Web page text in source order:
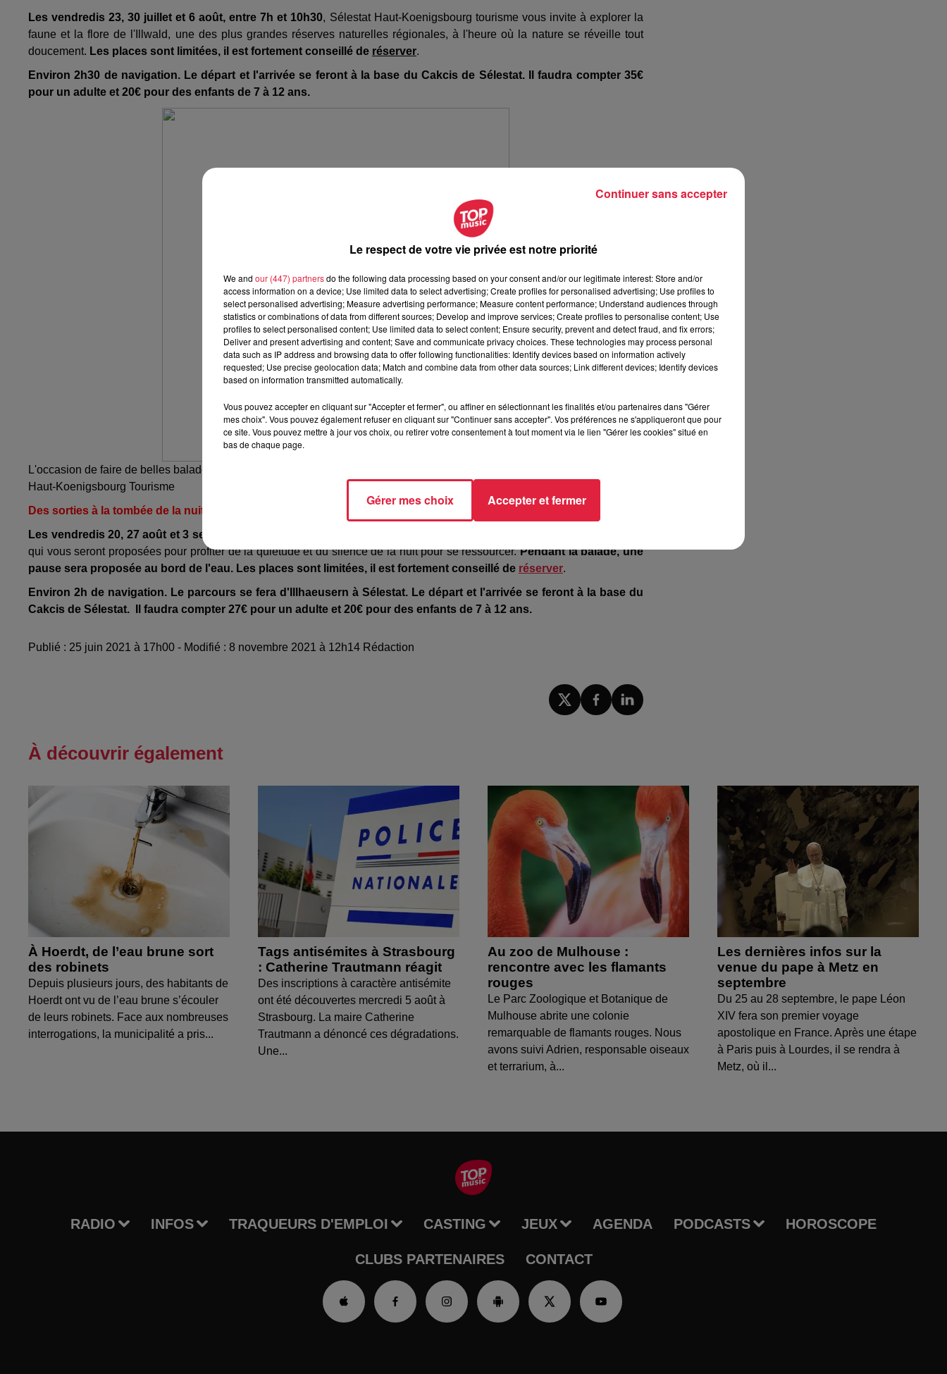
Les vendredis 23, 30 juillet et 6 août, entre 7h et 10h30, Sélestat Haut-Koenigsbourg tourisme vous invite à explorer la
faune et la flore de l'Illwald, une des plus grandes réserves naturelles régionales, à l'heure où la nature se réveille tout
doucement. Les places sont limitées, il est fortement conseillé de réserver.
Environ 2h30 de navigation. Le départ et l'arrivée se feront à la base du Cakcis de Sélestat. Il faudra compter 35€
pour un adulte et 20€ pour des enfants de 7 à 12 ans.
L'occasion de faire de belles balades au crépuscule, de voir la nature à la lueur des étoiles. /@ DR - Lisa C. – Sélestat
Haut-Koenigsbourg Tourisme
Des sorties à la tombée de la nuit
Les vendredis 20, 27 août et 3 septembre, entre 19h45 et 22h45
qui vous seront proposées pour profiter de la quiétude et du silence de la nuit pour se ressourcer.Pendant la balade, une
pause sera proposée au bord de l'eau. Les places sont limitées, il est fortement conseillé de réserver.
Environ 2h de navigation. Le parcours se fera d'Illhaeusern à Sélestat. Le départ et l'arrivée se feront à la base du
Cakcis de Sélestat. Il faudra compter 27€ pour un adulte et 20€ pour des enfants de 7 à 12 ans.
Publié : 25 juin 2021 à 17h00 - Modifié : 8 novembre 2021 à 12h14 Rédaction
À découvrir également
À Hoerdt, de l’eau brune sort
des robinets
Depuis plusieurs jours, des habitants de
Hoerdt ont vu de l’eau brune s’écouler
de leurs robinets. Face aux nombreuses
interrogations, la municipalité a pris...
Tags antisémites à Strasbourg
: Catherine Trautmann réagit
Des inscriptions à caractère antisémite
ont été découvertes mercredi 5 août à
Strasbourg. La maire Catherine
Trautmann a dénoncé ces dégradations.
Une...
Au zoo de Mulhouse :
rencontre avec les flamants
rouges
Le Parc Zoologique et Botanique de
Mulhouse abrite une colonie
remarquable de flamants rouges. Nous
avons suivi Adrien, responsable oiseaux
et terrarium, à...
Les dernières infos sur la
venue du pape à Metz en
septembre
Du 25 au 28 septembre, le pape Léon
XIV fera son premier voyage
apostolique en France. Après une étape
à Paris puis à Lourdes, il se rendra à
Metz, où il...
RADIO INFOS TRAQUEURS D'EMPLOI CASTING JEUX AGENDA PODCASTS HOROSCOPE
CLUBS PARTENAIRES CONTACT
Le respect de votre vie privée est notre priorité
We and our (447) partnersdo the following data processing based on your consent and/or our legitimate interest: Store and/or
access information on a device; Use limited data to select advertising; Create profiles for personalised advertising; Use profiles to
select personalised advertising; Measure advertising performance; Measure content performance; Understand audiences through
statistics or combinations of data from different sources; Develop and improve services; Create profiles to personalise content; Use
profiles to select personalised content; Use limited data to select content; Ensure security, prevent and detect fraud, and fix errors;
Deliver and present advertising and content; Save and communicate privacy choices. These technologies may process personal
data such as IP address and browsing data to offer following functionalities: Identify devices based on information actively
requested; Use precise geolocation data; Match and combine data from other data sources; Link different devices; Identify devices
based on information transmitted automatically.
Vous pouvez accepter en cliquant sur "Accepter et fermer", ou affiner en sélectionnant les finalités et/ou partenaires dans "Gérer
mes choix". Vous pouvez également refuser en cliquant sur "Continuer sans accepter". Vos préférences ne s'appliqueront que pour
ce site. Vous pouvez mettre à jour vos choix, ou retirer votre consentement à tout moment via le lien "Gérer les cookies" situé en
bas de chaque page.
Gérer mes choix Accepter et fermer
Continuer sans accepter